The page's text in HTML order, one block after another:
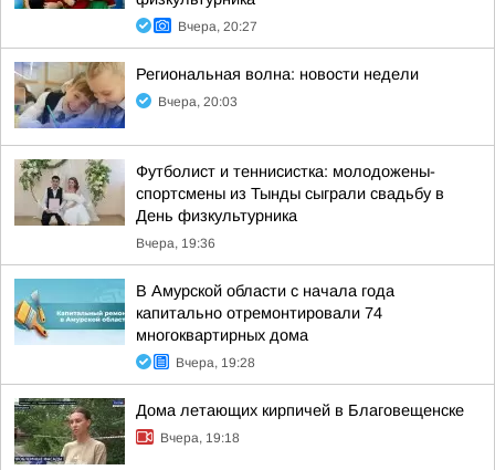
Вчера, 20:27
Региональная волна: новости недели
Вчера, 20:03
Футболист и теннисистка: молодожены-
спортсмены из Тынды сыграли свадьбу в
День физкультурника
Вчера, 19:36
В Амурской области с начала года
капитально отремонтировали 74
многоквартирных дома
Вчера, 19:28
Дома летающих кирпичей в Благовещенске
Вчера, 19:18